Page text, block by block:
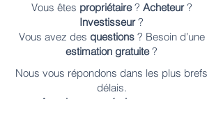
Vous êtes propriétaire? Acheteur?
Investisseur?
Vous avez des questions ? Besoin d’une
estimation gratuite?
Nous vous répondons dans les plus brefs
délais.
Appelez-nous
écrivez-nous